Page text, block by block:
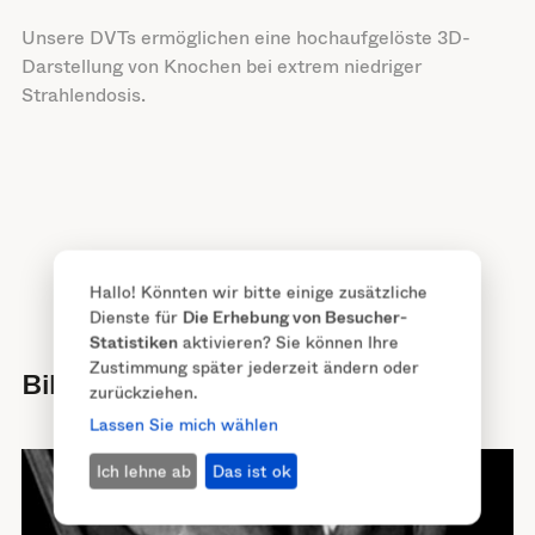
Unsere DVTs ermöglichen eine hochaufgelöste 3D-
Darstellung von Knochen bei extrem niedriger
Strahlendosis.
Bildeindrücke
Hallo! Könnten wir bitte einige zusätzliche
Dienste für Die Erhebung von Besucher-
Statistikenaktivieren? Sie können Ihre
Zustimmung später jederzeit ändern oder
zurückziehen.
Lassen Sie mich wählen
Ich lehne ab
Das ist ok